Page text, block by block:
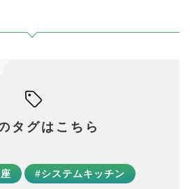
タグはこちら
#システムキッチン